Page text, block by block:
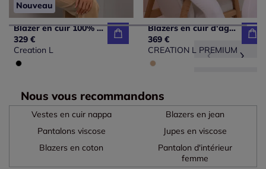
Nouveau
Blazer en cuir 100% cuir agneau nappa
329 €
Creation L
Blazers en cuir d'agneau avec finitions soignées raffinées
369 €
CREATION L PREMIUM
Nous vous recommandons
Vestes en cuir nappa
Pantalons viscose
Blazers en jean
Jupes en viscose
Blazers en coton
Pantalon d'intérieur
femme